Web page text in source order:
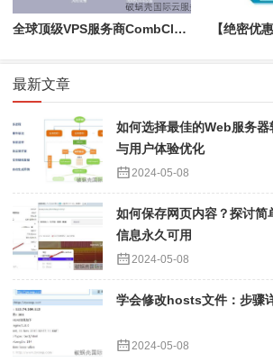
全球顶级VPS服务商CombCloud，200%I/O响应速度引爆市场
最新文章
如何选择最佳的Web服务
与用户体验优化
2024-05-08
如何保存网页内容？探讨简
信息永久可用
2024-05-08
学会修改hosts文件：步骤
2024-05-08